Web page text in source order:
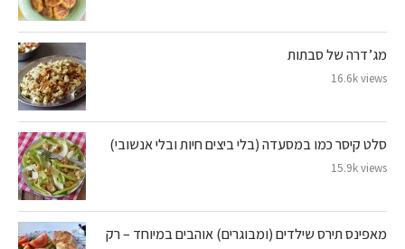
מג’דרה של סבתות
16.6k views
סלט קיסר כמו במסעדה (בלי ביצים חיות ובלי אנשובי)
15.9k views
מאפינס תירס שילדים (ומבוגרים) אוהבים במיוחד – רק